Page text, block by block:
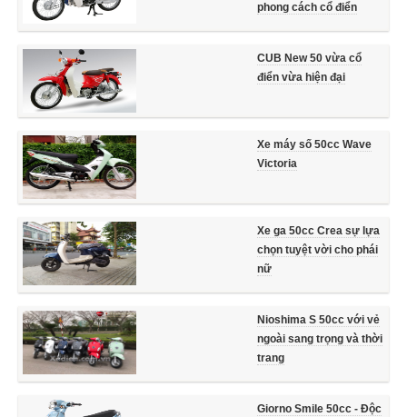
phong cách cổ điển
CUB New 50 vừa cổ
điển vừa hiện đại
Xe máy số 50cc Wave
Victoria
Xe ga 50cc Crea sự lựa
chọn tuyệt vời cho phái
nữ
Nioshima S 50cc với vẻ
ngoài sang trọng và thời
trang
Giorno Smile 50cc - Độc